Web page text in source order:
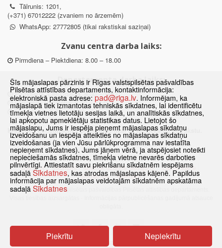
Tālrunis: 1201,
(+371) 67012222 (zvaniem no ārzemēm)
WhatsApp: 27772805 (tikai rakstiskai saziņai)
Zvanu centra darba laiks:
Pirmdiena – Piektdiena: 8.00 – 18.00
Departamenta darba laiks:
Pirmdiena, Ceturtdiena: 8.30 – 18.00
Otrdiena, Trešdiena: 8.30 – 17.00
Piektdiena: 8.30 – 15.00
Klātienes konsultācijas pieejamas tikai ar iepriekšēju pierakstu.
Sākums Jaunumi Biežāk uzdotie jautājumi
Lapas karte
Sīkdatnes
Kontakti
© 2021 Rīgas valstspilsētas pašvaldības Pilsētas attīstības departaments.
Pārslēgties uz www versiju
Šīs mājaslapas pārzinis ir Rīgas valstspilsētas pašvaldības
Pilsētas attīstības departaments, kontaktinformācija:
elektroniskā pasta adrese: pad@riga.lv. Informējam, ka
mājaslapā tiek izmantotas tehniskās sīkdatnes, lai identificētu
tīmekļa vietnes lietotāju sesijas laikā, un analītiskās sīkdatnes,
lai apkopotu apmeklētāju statistikas datus. Lietojot šo
mājaslapu, Jums ir iespēja pieņemt mājaslapas sīkdatņu
izveidošanu un iespēja atteikties no mājaslapas sīkdatņu
izveidošanas (ja vien Jūsu pārlūkprogramma nav iestatīta
nepieņemt sīkdatnes). Jums jāņem vērā, ja atspējosiet noteikti
nepieciešamās sīkdatnes, tīmekļa vietne nevarēs darboties
pilnvērtīgi. Attiestatīt savu piekrišanu sīkdatnēm iespējams
sadaļā Sīkdatnes, kas atrodas mājaslapas kājenē. Papildus
informācija par mājaslapas veidotajām sīkdatnēm apskatāma
sadaļā Sīkdatnes
Piekrītu Nepiekrītu